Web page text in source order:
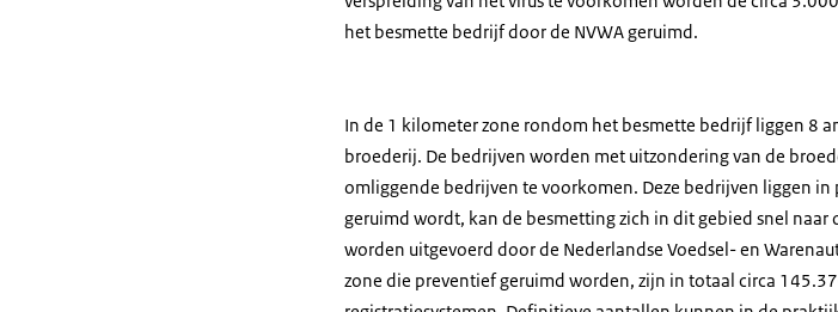
het besmette bedrijf door de NVWA geruimd.
In de 1 kilometer zone rondom het besmette bedrijf liggen 8
broederij. De bedrijven worden met uitzondering van de
omliggende bedrijven te voorkomen. Deze bedrijven liggen
geruimd wordt, kan de besmetting zich in dit gebied snel
worden uitgevoerd door de Nederlandse Voedsel- en
zone die preventief geruimd worden, zijn in totaal circa